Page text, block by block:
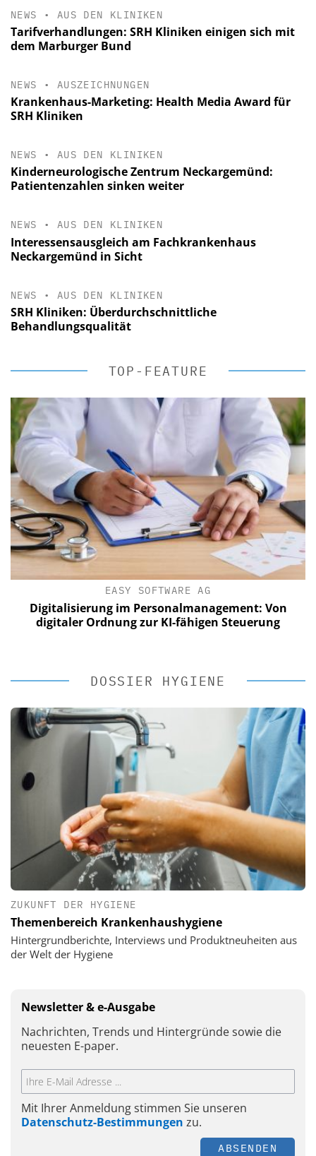
NEWS • AUS DEN KLINIKEN
Tarifverhandlungen: SRH Kliniken einigen sich mit
dem Marburger Bund
NEWS • AUSZEICHNUNGEN
Krankenhaus-Marketing: Health Media Award für
SRH Kliniken
NEWS • AUS DEN KLINIKEN
Kinderneurologische Zentrum Neckargemünd:
Patientenzahlen sinken weiter
NEWS • AUS DEN KLINIKEN
Interessensausgleich am Fachkrankenhaus
Neckargemünd in Sicht
NEWS • AUS DEN KLINIKEN
SRH Kliniken: Überdurchschnittliche
Behandlungsqualität
TOP-FEATURE
EASY SOFTWARE AG
Digitalisierung im Personalmanagement: Von
digitaler Ordnung zur KI-fähigen Steuerung
DOSSIER HYGIENE
ZUKUNFT DER HYGIENE
Themenbereich Krankenhaushygiene
Hintergrundberichte, Interviews und Produktneuheiten aus
der Welt der Hygiene
Newsletter & e-Ausgabe
Nachrichten, Trends und Hintergründe sowie die
neuesten E-paper.
Mit Ihrer Anmeldung stimmen Sie unseren
Datenschutz-Bestimmungen zu.
ABSENDEN